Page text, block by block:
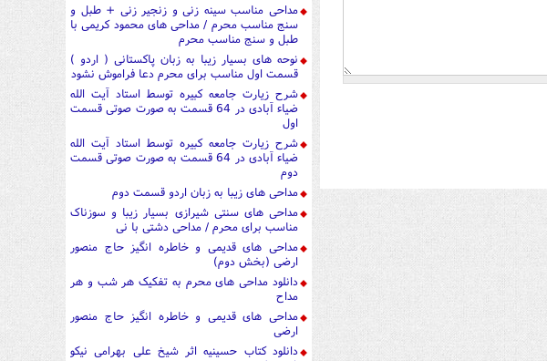
مداحی مناسب سینه زنی و زنجیر زنی + طبل و
سنج مناسب محرم / مداحی های محمود کریمی با
طبل و سنج مناسب محرم
نوحه های بسیار زیبا به زبان پاکستانی ( اردو )
قسمت اول مناسب برای محرم دعا فراموش نشود
شرح زیارت جامعه کبیره توسط استاد آیت الله
ضیاء آبادی در 64 قسمت به صورت صوتی قسمت
اول
شرح زیارت جامعه کبیره توسط استاد آیت الله
ضیاء آبادی در 64 قسمت به صورت صوتی قسمت
دوم
مداحی های زیبا به زبان اردو قسمت دوم
مداحی های سنتی شیرازی بسیار زیبا و سوزناک
مناسب برای محرم / مداحی دشتی با نی
مداحی های قدیمی و خاطره انگیز حاج منصور
ارضی (بخش دوم)
دانلود مداحی های محرم به تفکیک هر شب و هر
مداح
مداحی های قدیمی و خاطره انگیز حاج منصور
ارضی
دانلود کتاب حسینیه اثر شیخ علی بهرامی نیکو